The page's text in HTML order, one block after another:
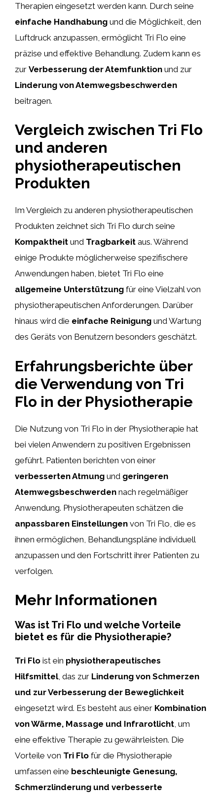
Therapien eingesetzt werden kann. Durch seine
einfache Handhabung und die Möglichkeit, den
Luftdruck anzupassen, ermöglicht Tri Flo eine
präzise und effektive Behandlung. Zudem kann es
zur Verbesserung der Atemfunktion und zur
Linderung von Atemwegsbeschwerden
beitragen.
Vergleich zwischen Tri Flo
und anderen
physiotherapeutischen
Produkten
Im Vergleich zu anderen physiotherapeutischen
Produkten zeichnet sich Tri Flo durch seine
Kompaktheit und Tragbarkeit aus. Während
einige Produkte möglicherweise spezifischere
Anwendungen haben, bietet Tri Flo eine
allgemeine Unterstützung für eine Vielzahl von
physiotherapeutischen Anforderungen. Darüber
hinaus wird die einfache Reinigung und Wartung
des Geräts von Benutzern besonders geschätzt.
Erfahrungsberichte über
die Verwendung von Tri
Flo in der Physiotherapie
Die Nutzung von Tri Flo in der Physiotherapie hat
bei vielen Anwendern zu positiven Ergebnissen
geführt. Patienten berichten von einer
verbesserten Atmung und geringeren
Atemwegsbeschwerden nach regelmäßiger
Anwendung. Physiotherapeuten schätzen die
anpassbaren Einstellungen von Tri Flo, die es
ihnen ermöglichen, Behandlungspläne individuell
anzupassen und den Fortschritt ihrer Patienten zu
verfolgen.
Mehr Informationen
Was ist Tri Flo und welche Vorteile
bietet es für die Physiotherapie?
Tri Flo ist ein physiotherapeutisches
Hilfsmittel, das zur Linderung von Schmerzen
und zur Verbesserung der Beweglichkeit
eingesetzt wird. Es besteht aus einer Kombination
von Wärme, Massage und Infrarotlicht, um
eine effektive Therapie zu gewährleisten. Die
Vorteile von Tri Flo für die Physiotherapie
umfassen eine beschleunigte Genesung,
Schmerzlinderung und verbesserte